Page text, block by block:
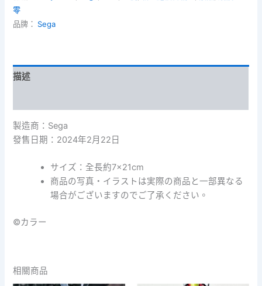
士
新
劇
-
Long
Hair
Ver.
綾
量
零
品牌： Sega
描述
製造商：Sega
發售日期：2024年2月22日
サイズ：全長約7×21cm
商品の写真・イラストは実際の商品と一部異なる
場合がございますのでご了承ください。
©カラー
相關商品